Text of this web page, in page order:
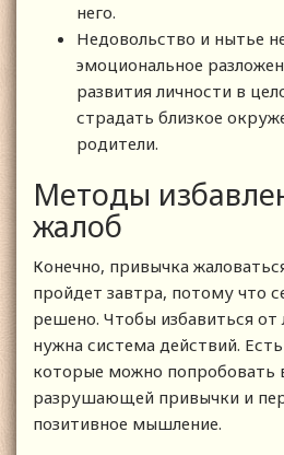
него.
Недовольство и нытье
эмоциональное
развития личности в
страдать близкое
родители.
Методы
жалоб
Конечно, привычка
пройдет завтра, потому что
решено. Чтобы избавиться
нужна система действий.
которые можно попробовать
разрушающей привычки и
позитивное мышление.